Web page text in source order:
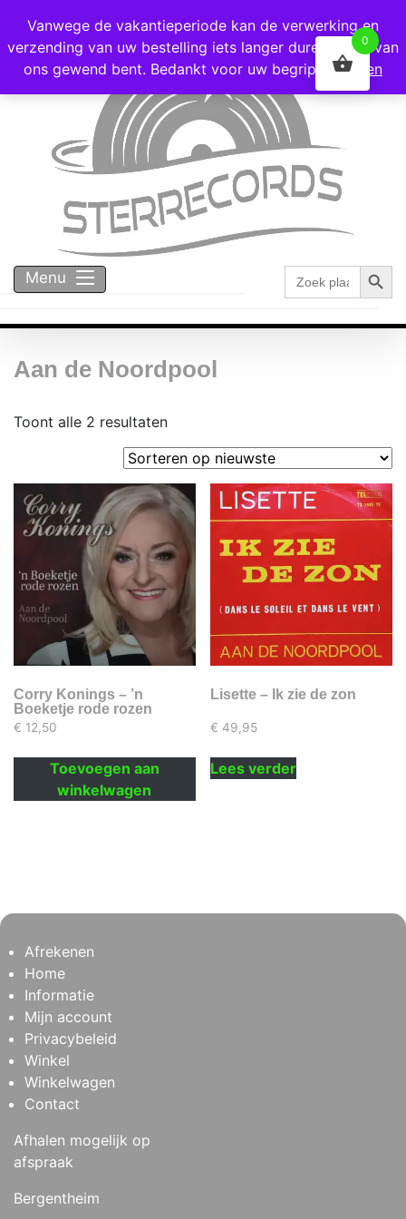
Voor 16:00 besteld = vandaag verzonden!
Menu
Zoek
naar:
Aan de Noordpool
Toont alle 2 resultatenGesorteerd
op
nieuwste
Corry Konings – ’n
Boeketje rode rozen
€ 12,50
Toevoegen aan
winkelwagen
Lisette – Ik zie de zon
€ 49,95
Lees verder
Afrekenen
Home
Informatie
Mijn account
Privacybeleid
Winkel
Winkelwagen
Contact
Afhalen mogelijk op
afspraak
Bergentheim
Vanwege de vakantieperiode kan de verwerking en
verzending van uw bestelling iets langer duren dan u van
ons gewend bent. Bedankt voor uw begrip!
Negeren
0